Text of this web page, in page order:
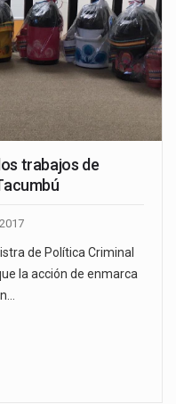
trabajos de
de Política Criminal
la acción de enmarca